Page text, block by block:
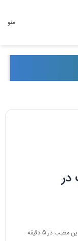
منو
در
در 5 دقیقه